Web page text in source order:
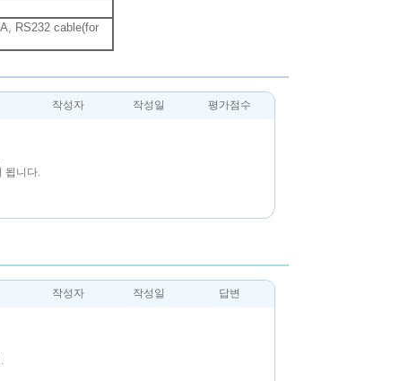
RS232 cable(for
작성자 작성일 평가점수
됩니다.
작성자 작성일 답변